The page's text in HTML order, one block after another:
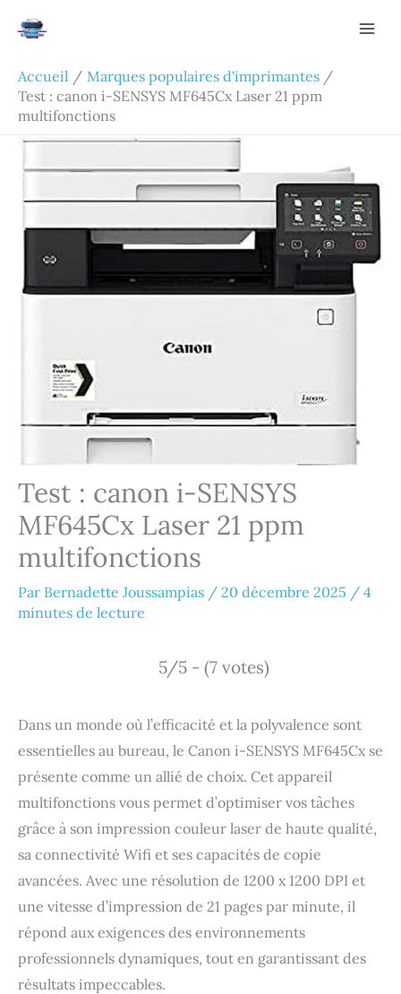
Accueil
Marques populaires d'imprimantes
Test : canon i-SENSYS MF645Cx Laser 21 ppm
multifonctions
Test : canon i-SENSYS
MF645Cx Laser 21 ppm
multifonctions
Par Bernadette Joussampias / 20 décembre 2025 / 4
minutes de lecture
5/5 - (7 votes)
Dans un monde où l’efficacité et la polyvalence sont
essentielles au bureau, le Canon i-SENSYS MF645Cx se
présente comme un allié de choix. Cet appareil
multifonctions vous permet d’optimiser vos tâches
grâce à son impression couleur laser de haute qualité,
sa connectivité Wifi et ses capacités de copie
avancées. Avec une résolution de 1200 x 1200 DPI et
une vitesse d’impression de 21 pages par minute, il
répond aux exigences des environnements
professionnels dynamiques, tout en garantissant des
résultats impeccables.
Rechercher